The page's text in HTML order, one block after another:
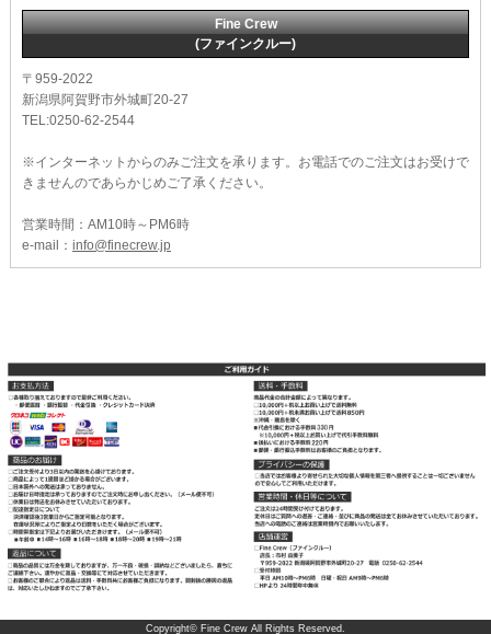
Fine Crew
(ファインクルー)
〒959-2022
新潟県阿賀野市外城町20-27
TEL:0250-62-2544
※インターネットからのみご注文を承ります。お電話でのご注文はお受けで
きませんのであらかじめご了承ください。
営業時間：AM10時～PM6時
e-mail： info@finecrew.jp
Copyright© Fine Crew All Rights Reserved.